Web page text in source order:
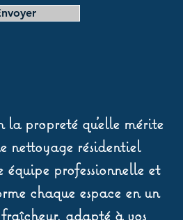
propreté qu’elle mérite
nettoyage résidentiel
professionnelle et
chaque espace en un
adapté à vos